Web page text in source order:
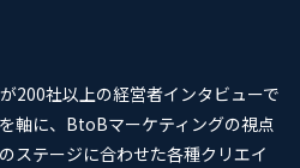
200社以上の経営者インタビューで
軸に、BtoBマーケティングの視点
ステージに合わせた各種クリエイ